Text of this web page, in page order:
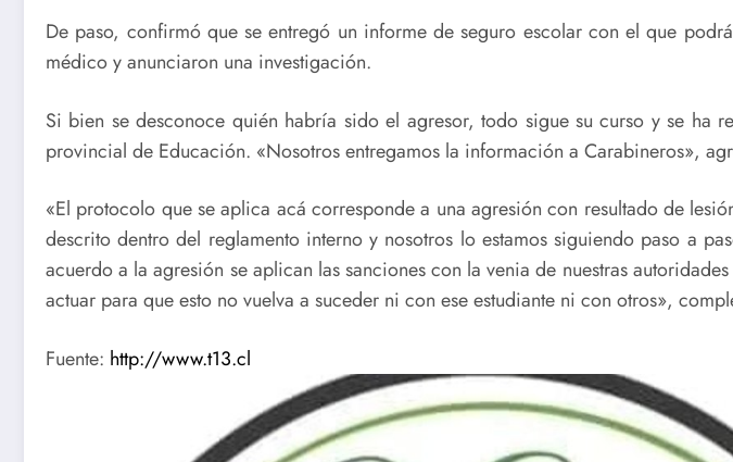
De paso, confirmó que se entregó un informe de seguro escolar con el que
médico y anunciaron una investigación.
Si bien se desconoce quién habría sido el agresor, todo sigue su curso y se ha
provincial de Educación. «Nosotros entregamos la información a Carabineros»,
«El protocolo que se aplica acá corresponde a una agresión con resultado de
descrito dentro del reglamento interno y nosotros lo estamos siguiendo paso a
acuerdo a la agresión se aplican las sanciones con la venia de nuestras
actuar para que esto no vuelva a suceder ni con ese estudiante ni con otros»,
Fuente: http://www.t13.cl